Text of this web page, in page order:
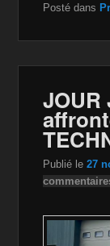
c
e
b
o
o
k
Posté dans
JOUR
Publié le27